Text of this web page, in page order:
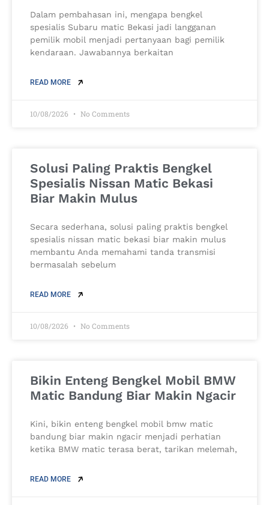
Dalam pembahasan ini, mengapa bengkel
spesialis Subaru matic Bekasi jadi langganan
pemilik mobil menjadi pertanyaan bagi pemilik
kendaraan. Jawabannya berkaitan
READ MORE
10/08/2026 No Comments
Solusi Paling Praktis Bengkel
Spesialis Nissan Matic Bekasi
Biar Makin Mulus
Secara sederhana, solusi paling praktis bengkel
spesialis nissan matic bekasi biar makin mulus
membantu Anda memahami tanda transmisi
bermasalah sebelum
READ MORE
10/08/2026 No Comments
Bikin Enteng Bengkel Mobil BMW
Matic Bandung Biar Makin Ngacir
Kini, bikin enteng bengkel mobil bmw matic
bandung biar makin ngacir menjadi perhatian
ketika BMW matic terasa berat, tarikan melemah,
READ MORE